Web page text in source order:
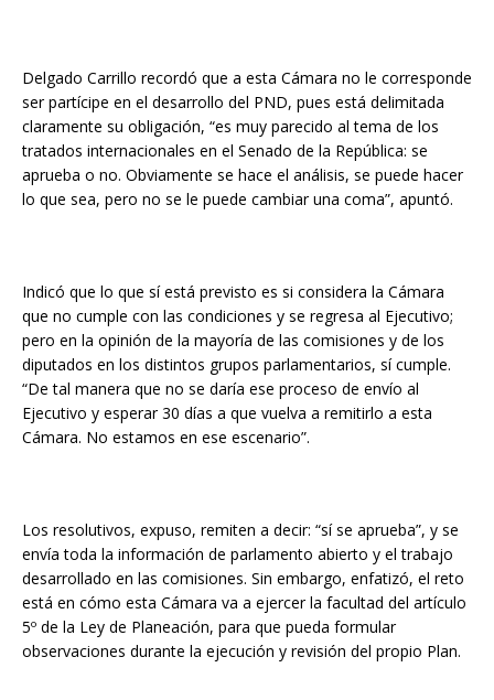
Delgado Carrillo recordó que a esta Cámara no le corresponde
ser partícipe en el desarrollo del PND, pues está delimitada
claramente su obligación, “es muy parecido al tema de los
tratados internacionales en el Senado de la República: se
aprueba o no. Obviamente se hace el análisis, se puede hacer
lo que sea, pero no se le puede cambiar una coma”, apuntó.
Indicó que lo que sí está previsto es si considera la Cámara
que no cumple con las condiciones y se regresa al Ejecutivo;
pero en la opinión de la mayoría de las comisiones y de los
diputados en los distintos grupos parlamentarios, sí cumple.
“De tal manera que no se daría ese proceso de envío al
Ejecutivo y esperar 30 días a que vuelva a remitirlo a esta
Cámara. No estamos en ese escenario”.
Los resolutivos, expuso, remiten a decir: “sí se aprueba”, y se
envía toda la información de parlamento abierto y el trabajo
desarrollado en las comisiones. Sin embargo, enfatizó, el reto
está en cómo esta Cámara va a ejercer la facultad del artículo
5º de la Ley de Planeación, para que pueda formular
observaciones durante la ejecución y revisión del propio Plan.